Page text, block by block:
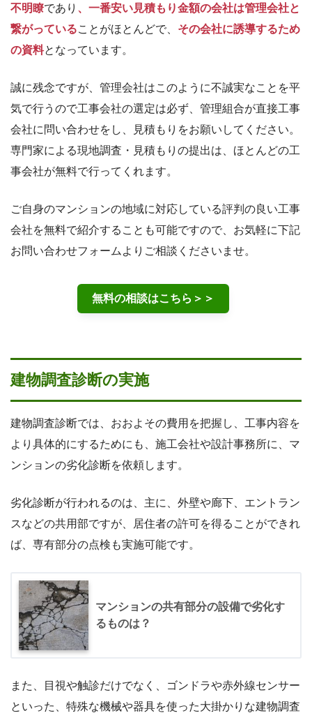
不明瞭であり 、一番安い見積もり金額の会社は管理会社と
繋がっていることがほとんどで、 その会社に誘導するため
の資料となっています。
誠に残念ですが、管理会社はこのように不誠実なことを平
気で行うので工事会社の選定は必ず、管理組合が直接工事
会社に問い合わせをし、見積もりをお願いしてください。
専門家による現地調査・見積もりの提出は、ほとんどの工
事会社が無料で行ってくれます。
ご自身のマンションの地域に対応している評判の良い工事
会社を無料で紹介することも可能ですので、お気軽に下記
お問い合わせフォームよりご相談くださいませ。
無料の相談はこちら＞＞
建物調査診断の実施
建物調査診断では、おおよその費用を把握し、工事内容を
より具体的にするためにも、施工会社や設計事務所に、マ
ンションの劣化診断を依頼します。
劣化診断が行われるのは、主に、外壁や廊下、エントラン
スなどの共用部ですが、居住者の許可を得ることができれ
ば、専有部分の点検も実施可能です。
マンションの共有部分の設備で劣化す
るものは？
また、目視や触診だけでなく、ゴンドラや赤外線センサー
といった、特殊な機械や器具を使った大掛かりな建物調査